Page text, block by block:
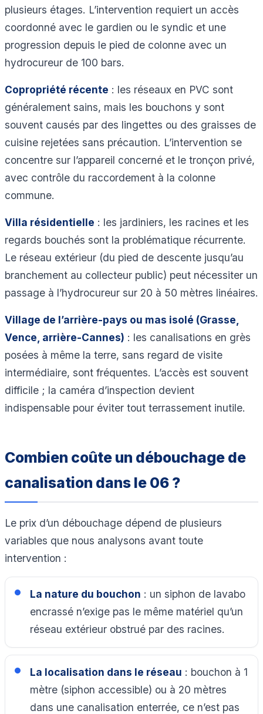
plusieurs étages. L’intervention requiert un accès
coordonné avec le gardien ou le syndic et une
progression depuis le pied de colonne avec un
hydrocureur de 100 bars.
Copropriété récente : les réseaux en PVC sont
généralement sains, mais les bouchons y sont
souvent causés par des lingettes ou des graisses de
cuisine rejetées sans précaution. L’intervention se
concentre sur l’appareil concerné et le tronçon privé,
avec contrôle du raccordement à la colonne
commune.
Villa résidentielle : les jardiniers, les racines et les
regards bouchés sont la problématique récurrente.
Le réseau extérieur (du pied de descente jusqu’au
branchement au collecteur public) peut nécessiter un
passage à l’hydrocureur sur 20 à 50 mètres linéaires.
Village de l’arrière-pays ou mas isolé (Grasse,
Vence, arrière-Cannes) : les canalisations en grès
posées à même la terre, sans regard de visite
intermédiaire, sont fréquentes. L’accès est souvent
difficile ; la caméra d’inspection devient
indispensable pour éviter tout terrassement inutile.
Combien coûte un débouchage de
canalisation dans le 06 ?
Le prix d’un débouchage dépend de plusieurs
variables que nous analysons avant toute
intervention :
La nature du bouchon : un siphon de lavabo
encrassé n’exige pas le même matériel qu’un
réseau extérieur obstrué par des racines.
La localisation dans le réseau : bouchon à 1
mètre (siphon accessible) ou à 20 mètres
dans une canalisation enterrée, ce n’est pas